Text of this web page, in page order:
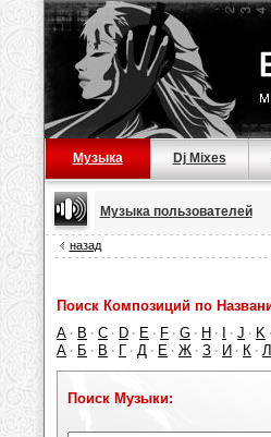
Музыка Dj Mixes
Музыка пользователей
назад
Поиск Композиций по
A · B · C · D · E · F · G · H · · J · K ·
А · Б · В · Г · Д · Е · Ж · З · И · К · Л
Поиск Музыки: